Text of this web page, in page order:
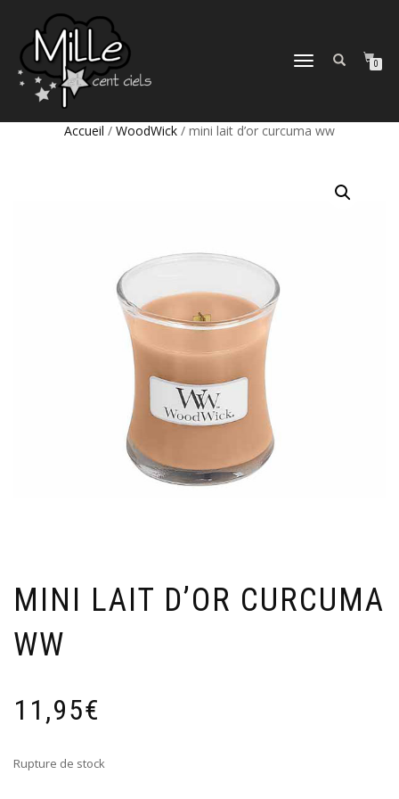
DÉPLIER
0
Accueil / WoodWick / mini lait d’or curcuma ww
MINI LAIT D’OR CURCUMA
WW
11,95€
Rupture de stock